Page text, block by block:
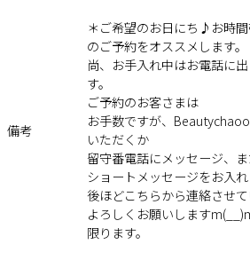
備考
＊ご希望のお日にち♪お時
のご予約をオススメします。
尚、お手入れ中はお電話に
す。
ご予約のお客さまは
お手数ですが、
いただくか
留守番電話にメッセージ、
ショートメッセージをお入
後ほどこちらから連絡させ
よろしくお願いします
限ります。